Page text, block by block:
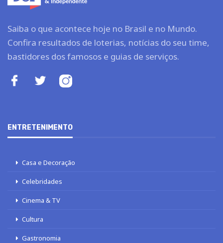
Saiba o que acontece hoje no Brasil e no Mundo.
Confira resultados de loterias, notícias do seu time,
bastidores dos famosos e guias de serviços.
ENTRETENIMENTO
Casa e Decoração
Celebridades
Cinema & TV
Cultura
Gastronomia